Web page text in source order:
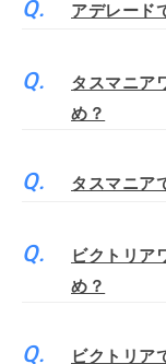
アデレード
タスマニア
め？
タスマニア
ビクトリア
め？
ビクトリア